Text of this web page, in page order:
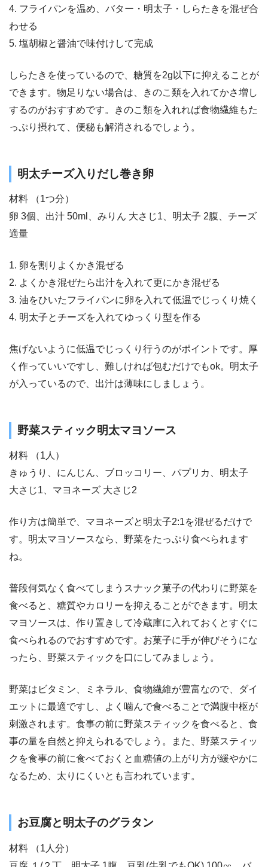
4. フライパンを温め、バター・明太子・しらたきを混ぜ合
わせる
5. 塩胡椒と醤油で味付けして完成
しらたきを使っているので、糖質を2g以下に抑えることが
できます。物足りない場合は、きのこ類を入れてかさ増し
するのがおすすめです。きのこ類を入れれば食物繊維もた
っぷり摂れて、便秘も解消されるでしょう。
明太チーズ入りだし巻き卵
材料 （1つ分）
卵 3個、出汁 50ml、みりん 大さじ1、明太子 2腹、チーズ
適量
1. 卵を割りよくかき混ぜる
2. よくかき混ぜたら出汁を入れて更にかき混ぜる
3. 油をひいたフライパンに卵を入れて低温でじっくり焼く
4. 明太子とチーズを入れてゆっくり型を作る
焦げないように低温でじっくり行うのがポイントです。厚
く作っていいですし、難しければ包むだけでもok。明太子
が入っているので、出汁は薄味にしましょう。
野菜スティック明太マヨソース
材料 （1人）
きゅうり、にんじん、ブロッコリー、パプリカ、明太子
大さじ1、マヨネーズ 大さじ2
作り方は簡単で、マヨネーズと明太子2:1を混ぜるだけで
す。明太マヨソースなら、野菜をたっぷり食べられます
ね。
普段何気なく食べてしまうスナック菓子の代わりに野菜を
食べると、糖質やカロリーを抑えることができます。明太
マヨソースは、作り置きして冷蔵庫に入れておくとすぐに
食べられるのでおすすめです。お菓子に手が伸びそうにな
ったら、野菜スティックを口にしてみましょう。
野菜はビタミン、ミネラル、食物繊維が豊富なので、ダイ
エットに最適ですし、よく噛んで食べることで満腹中枢が
刺激されます。食事の前に野菜スティックを食べると、食
事の量を自然と抑えられるでしょう。また、野菜スティッ
クを食事の前に食べておくと血糖値の上がり方が緩やかに
なるため、太りにくいとも言われています。
お豆腐と明太子のグラタン
材料 （1人分）